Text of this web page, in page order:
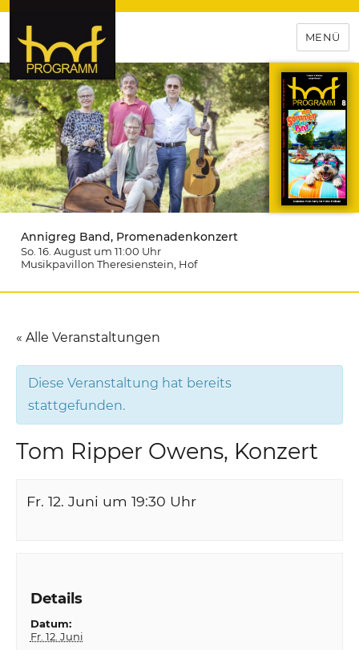
hof-programm – das
Veranstaltungsportal für
Hochfranken
MENÜ
Annigreg Band, Promenadenkonzert
So. 16. August um 11:00 Uhr
Musikpavillon Theresienstein , Hof
« Alle Veranstaltungen
Diese Veranstaltung hat bereits
stattgefunden.
Tom Ripper Owens, Konzert
Fr. 12. Juni um 19:30 Uhr
Details
Datum:
Fr. 12. Juni